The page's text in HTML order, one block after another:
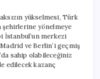
Avrupa’da
Lüks
Mülk
Sahibi
Olmak
Mümkün
için
yükselmesi, Türk
şehirlerine yönelmeye
İstanbul’un merkezi
ve Berlin’i geçmiş
sahip olabileceğiniz
edilecek kazanç